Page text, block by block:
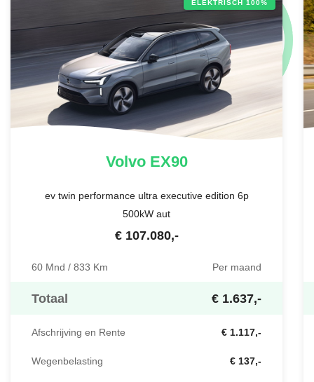
ELEKTRISCH 100%
VolvoEX90
ev twin performance ultra executive edition 6p
500kW aut
€ 107.080,-
60 Mnd / 833 Km Per maand
Totaal € 1.637,-
Afschrijving en Rente € 1.117,-
Wegenbelasting € 137,-